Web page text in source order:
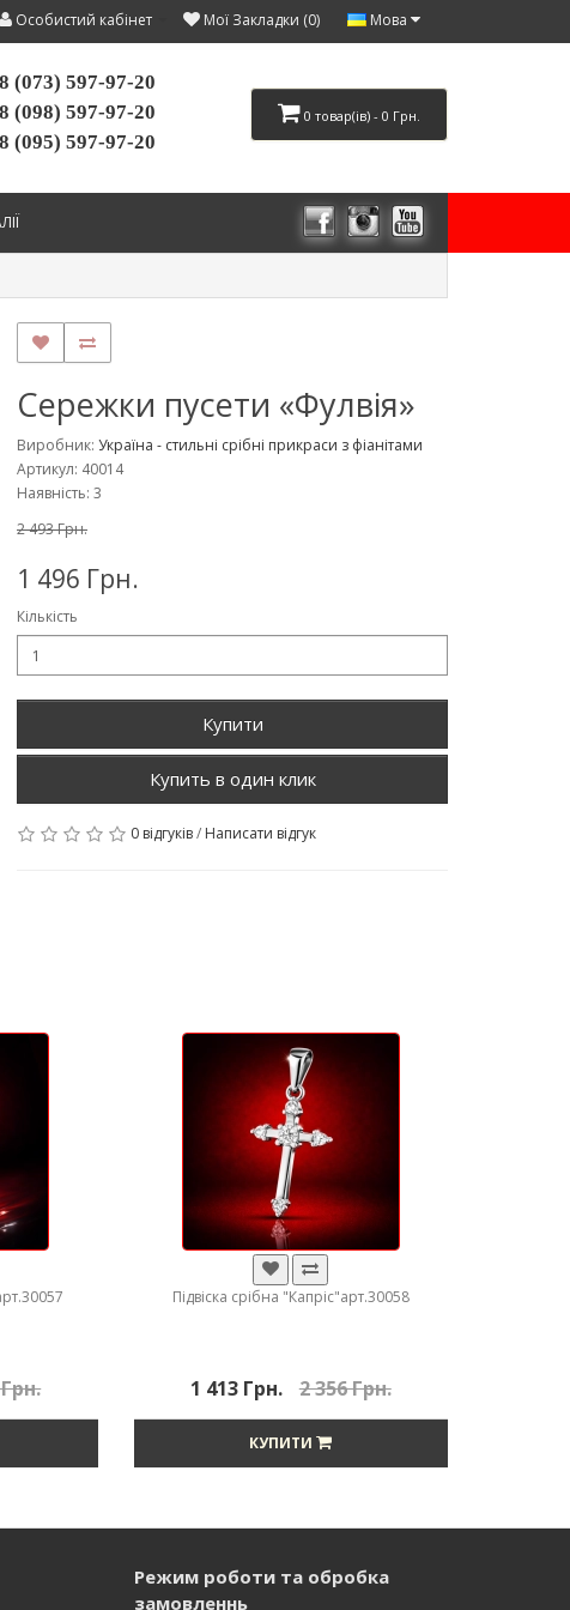
Особистий кабінет Мої Закладки (0) Мова
(073) 597-97-20
(098) 597-97-20
(095) 597-97-20
0 товар(ів) - 0 Грн.
Сережки пусети «Фулвія»
Виробник: Україна - стильні срібні прикраси з фіанітами
Артикул: 40014
Наявність: 3
2 493 Грн.
1 496 Грн.
Кількість
Купити
0 відгуків/ Написати відгук
Підвіска срібна "Капріс"арт.30058
1 413 Грн. 2 356 Грн.
КУПИТИ
Режим роботи та обробка
замовленнь